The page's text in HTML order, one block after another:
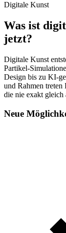
Digitale Kunst
Was ist
jetzt?
Digitale Kunst
Partikel-
Design bis zu KI-
und Rahmen
die nie exakt gleich
Neue